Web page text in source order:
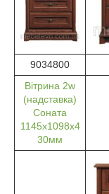
9034800
Вітрина 2w
(надставка)
Соната
1145х1098х4
30мм